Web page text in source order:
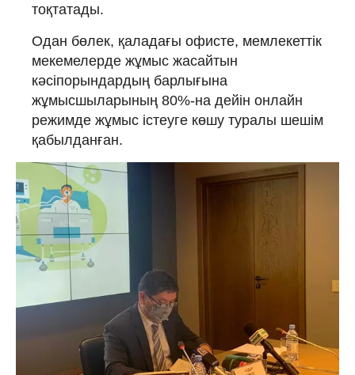
тоқтатады.
Одан бөлек, қаладағы офисте, мемлекеттік
мекемелерде жұмыс жасайтын
кәсіпорындардың барлығына
жұмысшыларының 80%-на дейін онлайн
режимде жұмыс істеуге көшу туралы шешім
қабылданған.